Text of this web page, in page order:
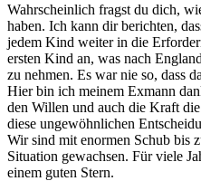
Wahrscheinlich fragst du dich,
haben. Ich kann dir berichten,
jedem Kind weiter in die
ersten Kind an, was nach
zu nehmen. Es war nie so, dass
Hier bin ich meinem Exmann
den Willen und auch die Kraft
diese ungewöhnlichen
Wir sind mit enormen Schub bis
Situation gewachsen. Für viele
einem guten Stern.